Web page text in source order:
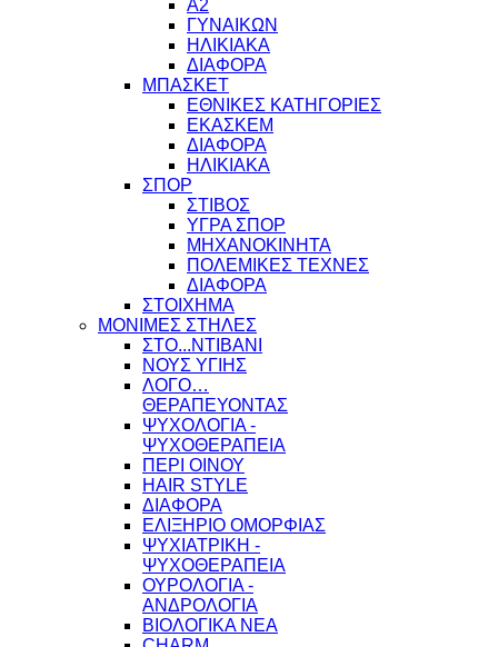
Α2
ΓΥΝΑΙΚΩΝ
ΗΛΙΚΙΑΚΑ
ΔΙΑΦΟΡΑ
ΜΠΑΣΚΕΤ
ΕΘΝΙΚΕΣ ΚΑΤΗΓΟΡΙΕΣ
ΕΚΑΣΚΕΜ
ΔΙΑΦΟΡΑ
ΗΛΙΚΙΑΚΑ
ΣΠΟΡ
ΣΤΙΒΟΣ
ΥΓΡΑ ΣΠΟΡ
ΜΗΧΑΝΟΚΙΝΗΤΑ
ΠΟΛΕΜΙΚΕΣ ΤΕΧΝΕΣ
ΔΙΑΦΟΡΑ
ΣΤΟΙΧΗΜΑ
ΜΟΝΙΜΕΣ ΣΤΗΛΕΣ
ΣΤΟ...ΝΤΙΒΑΝΙ
ΝΟΥΣ ΥΓΙΗΣ
ΛΟΓΟ…
ΘΕΡΑΠΕΥΟΝΤΑΣ
ΨΥΧΟΛΟΓΙΑ -
ΨΥΧΟΘΕΡΑΠΕΙΑ
ΠΕΡΙ ΟΙΝΟΥ
HAIR STYLE
ΔΙΑΦΟΡΑ
ΕΛΙΞΗΡΙΟ ΟΜΟΡΦΙΑΣ
ΨΥΧΙΑΤΡΙΚΗ -
ΨΥΧΟΘΕΡΑΠΕΙΑ
ΟΥΡΟΛΟΓΙΑ -
ΑΝΔΡΟΛΟΓΙΑ
ΒΙΟΛΟΓΙΚΑ ΝΕΑ